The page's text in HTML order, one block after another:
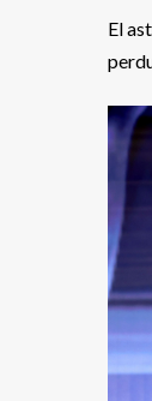
El